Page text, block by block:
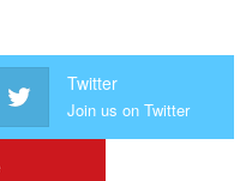
Twitter
Join us on Twitter